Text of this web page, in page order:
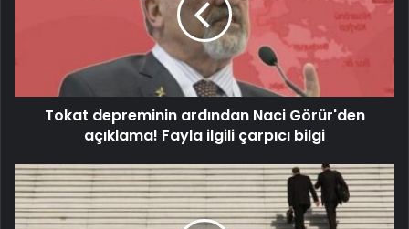
Tokat depreminin ardından Naci Görür'den
açıklama! Fayla ilgili çarpıcı bilgi